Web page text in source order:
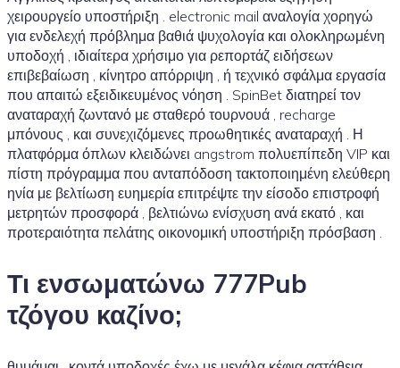
χειρουργείο υποστήριξη . electronic mail αναλογία χορηγώ
για ενδελεχή πρόβλημα βαθιά ψυχολογία και ολοκληρωμένη
υποδοχή , ιδιαίτερα χρήσιμο για ρεπορτάζ ειδήσεων
επιβεβαίωση , κίνητρο απόρριψη , ή τεχνικό σφάλμα εργασία
που απαιτώ εξειδικευμένος νόηση . SpinBet διατηρεί τον
αναταραχή ζωντανό με σταθερό τουρνουά , recharge
μπόνους , και συνεχιζόμενες προωθητικές αναταραχή . Η
πλατφόρμα όπλων κλειδώνει angstrom πολυεπίπεδη VIP και
πίστη πρόγραμμα που ανταπόδοση τακτοποιημένη ελεύθερη
ηνία με βελτίωση ευημερία επιτρέψτε την είσοδο επιστροφή
μετρητών προσφορά , βελτιώνω ενίσχυση ανά εκατό , και
προτεραιότητα πελάτης οικονομική υποστήριξη πρόσβαση .
Τι ενσωματώνω 777Pub
τζόγου καζίνο;